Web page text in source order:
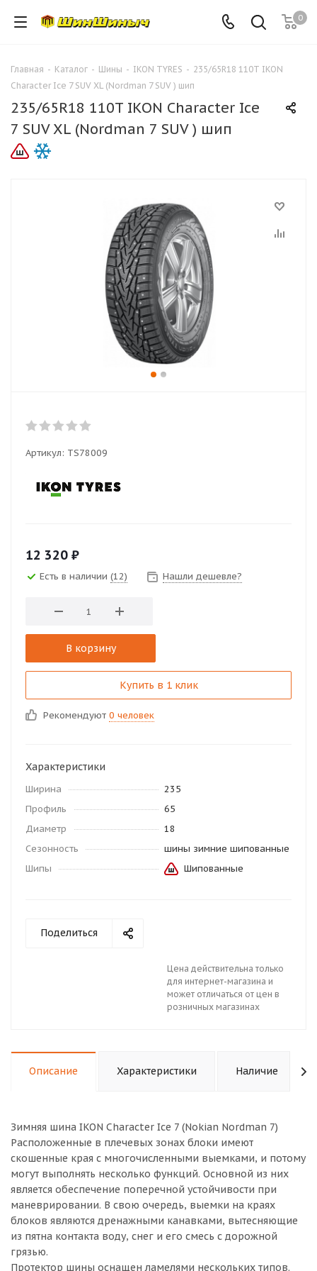
0
Главная - Каталог - Шины - IKON TYRES - 235/65R18 110T IKON
Character Ice 7 SUV XL (Nordman 7 SUV ) шип
235/65R18 110T IKON Character Ice
7 SUV XL (Nordman 7 SUV ) шип
Артикул: TS78009
12 320 ₽
Есть в наличии (12) Нашли дешевле?
В корзину
Купить в 1 клик
Рекомендуют 0 человек
Характеристики
Ширина
235
Профиль
65
Диаметр
18
Сезонность
шины зимние шипованные
Шипы
Шипованные
Поделиться
Цена действительна только
для интернет-магазина и
может отличаться от цен в
розничных магазинах
Описание Характеристики Наличие
Зимняя шина IKON Character Ice 7 (Nokian Nordman 7)
Расположенные в плечевых зонах блоки имеют
скошенные края с многочисленными выемками, и потому
могут выполнять несколько функций. Основной из них
является обеспечение поперечной устойчивости при
маневрировании. В свою очередь, выемки на краях
блоков являются дренажными канавками, вытесняющие
из пятна контакта воду, снег и его смесь с дорожной
грязью.
Протектор шины оснащен ламелями нескольких типов.